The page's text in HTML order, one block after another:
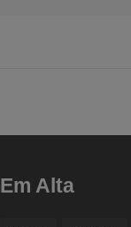
Em Alta